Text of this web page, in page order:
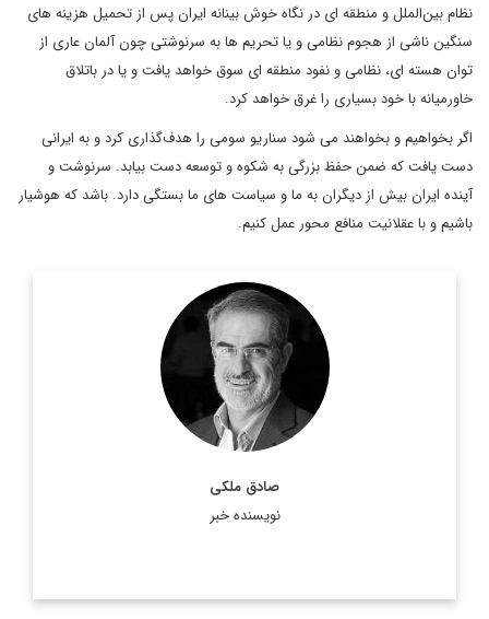
نظام بین‌الملل و منطقه ای در نگاه خوش بینانه ایران پس از تحمیل هزینه های
سنگین ناشی از هجوم نظامی و یا تحریم ها به سرنوشتی چون آلمان عاری از
توان هسته ای، نظامی و نفود منطقه ای سوق خواهد یافت و یا در باتلاق
خاورمیانه با خود بسیاری را غرق خواهد کرد.
اگر بخواهیم و بخواهند می شود سناریو سومی را هدف‌گذاری کرد و به ایرانی
دست یافت که ضمن حفظ ‌‌بزرگی به شکوه و توسعه دست بیابد‌. سرنوشت و
آینده ایران بیش از دیگران به ما و سیاست های ما بستگی دارد‌. باشد که هوشیار
باشیم و با عقلانیت منافع محور عمل کنیم.
صادق ملکی
نویسنده خبر
کارشناس، استراتژیست و تحلیلگر ارشد مسائل
سیاسی است.
اطلاعات بیشتر